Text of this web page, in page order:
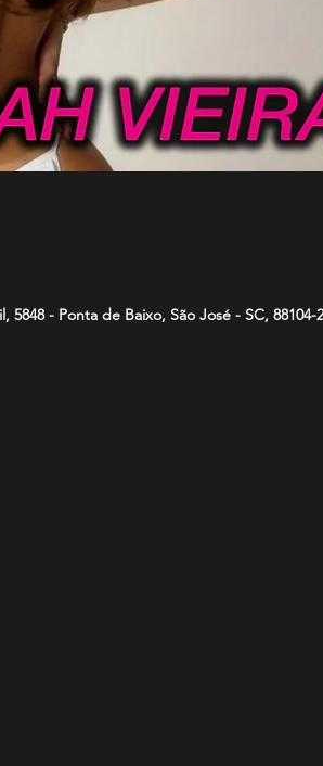
5848 - Ponta de Baixo, São José - SC, 88104-